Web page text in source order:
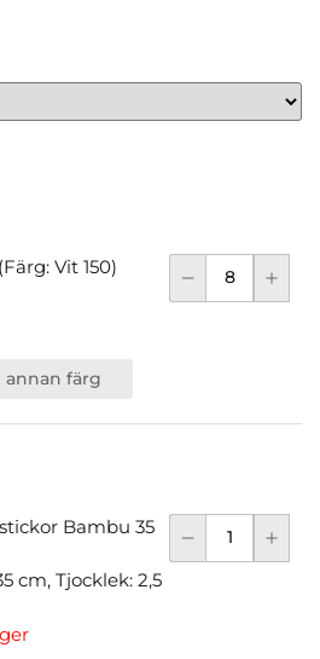
Vit 150)
annan färg
Bambu 35
cm, Tjocklek: 2,5